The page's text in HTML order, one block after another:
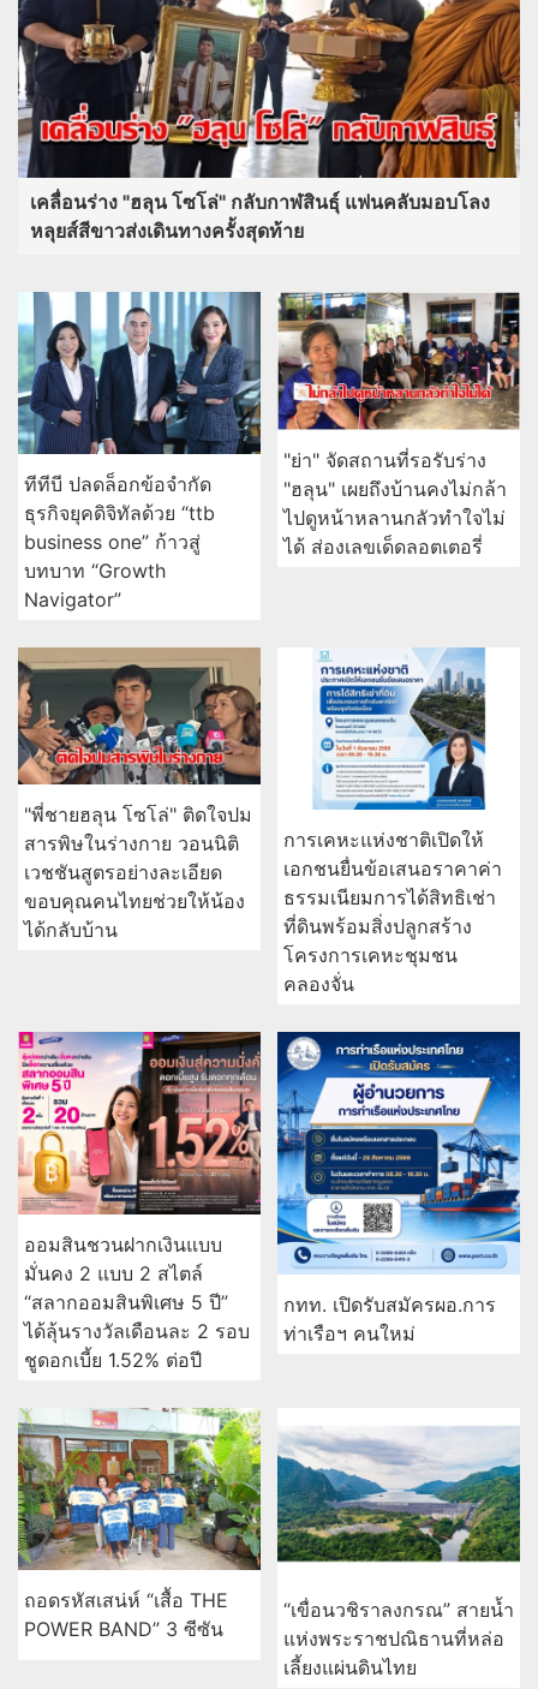
เคลื่อนร่าง "ฮลุน โซโล่" กลับกาฬสินธุ์ แฟนคลับมอบโลง
หลุยส์สีขาวส่งเดินทางครั้งสุดท้าย
ทีทีบี ปลดล็อกข้อจำกัด
ธุรกิจยุคดิจิทัลด้วย “ttb
business one” ก้าวสู่
บทบาท “Growth
Navigator”
"ย่า" จัดสถานที่รอรับร่าง
"ฮลุน" เผยถึงบ้านคงไม่กล้า
ไปดูหน้าหลานกลัวทำใจไม่
ได้ ส่องเลขเด็ดลอตเตอรี่
"พี่ชายฮลุน โซโล่" ติดใจปม
สารพิษในร่างกาย วอนนิติ
เวชชันสูตรอย่างละเอียด
ขอบคุณคนไทยช่วยให้น้อง
ได้กลับบ้าน
การเคหะแห่งชาติเปิดให้
เอกชนยื่นข้อเสนอราคาค่า
ธรรมเนียมการได้สิทธิเช่า
ที่ดินพร้อมสิ่งปลูกสร้าง
โครงการเคหะชุมชน
คลองจั่น
ออมสินชวนฝากเงินแบบ
มั่นคง 2 แบบ 2 สไตล์
“สลากออมสินพิเศษ 5 ปี”
ได้ลุ้นรางวัลเดือนละ 2 รอบ
ชูดอกเบี้ย 1.52% ต่อปี
กทท. เปิดรับสมัครผอ.การ
ท่าเรือฯ คนใหม่
ถอดรหัสเสน่ห์ “เสื้อ THE
POWER BAND” 3 ซีซัน
“เขื่อนวชิราลงกรณ” สายน้ำ
แห่งพระราชปณิธานที่หล่อ
เลี้ยงแผ่นดินไทย